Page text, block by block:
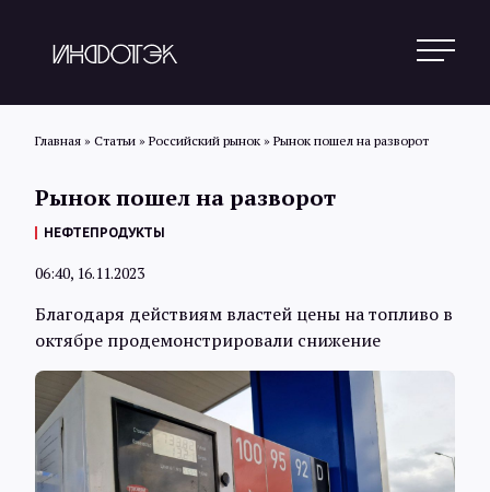
Статьи
Обзоры
Главная » Статьи » Российский рынок » Рынок пошел на разворот
Рынок пошел на разворот
НЕФТЕПРОДУКТЫ
06:40, 16.11.2023
Благодаря действиям властей цены на топливо в
октябре продемонстрировали снижение